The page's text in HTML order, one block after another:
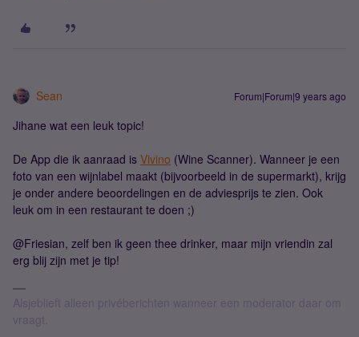
Sean Forum|Forum|9 years ago
Jihane wat een leuk topic!
De App die ik aanraad is Vivino (Wine Scanner). Wanneer je een
foto van een wijnlabel maakt (bijvoorbeeld in de supermarkt), krijg
je onder andere beoordelingen en de adviesprijs te zien. Ook
leuk om in een restaurant te doen ;)
@Friesian, zelf ben ik geen thee drinker, maar mijn vriendin zal
erg blij zijn met je tip!
Alsjeblieft alleen privéberichten wanneer een moderator daar om
vraagt.